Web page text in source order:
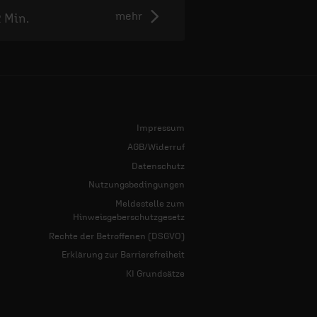
mehr
Min.
Impressum
AGB/Widerruf
Datenschutz
Nutzungsbedingungen
Meldestelle zum
Hinweisgeberschutzgesetz
Rechte der Betroffenen (DSGVO)
Erklärung zur Barrierefreiheit
KI Grundsätze